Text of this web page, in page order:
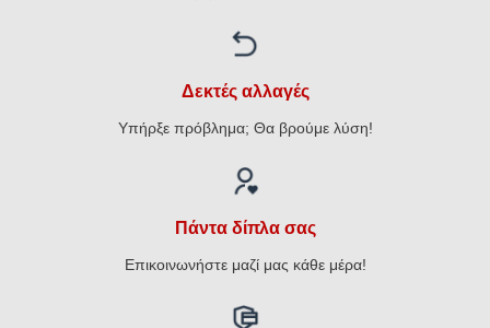
Δεκτές αλλαγές
Υπήρξε πρόβλημα; Θα βρούμε λύση!
Πάντα δίπλα σας
Επικοινωνήστε μαζί μας κάθε μέρα!